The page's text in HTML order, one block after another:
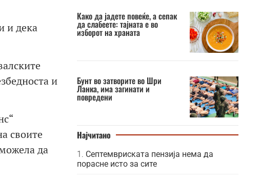
и дека
и
своите
да
Како да јадете повеќе, а сепак
да слабеете: тајната е во
изборот на храната
Бунт во затворите во Шри
Ланка, има загинати и
повредени
Најчитано
Септемвриската пензија нема да
порасне исто за сите